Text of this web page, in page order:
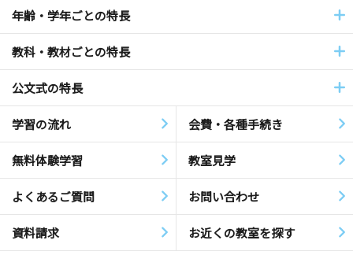
年齢・学年ごとの特長
教科・教材ごとの特長
公文式の特長
学習の流れ 会費・各種手続き
無料体験学習 教室見学
よくあるご質問 お問い合わせ
資料請求 お近くの教室を探す